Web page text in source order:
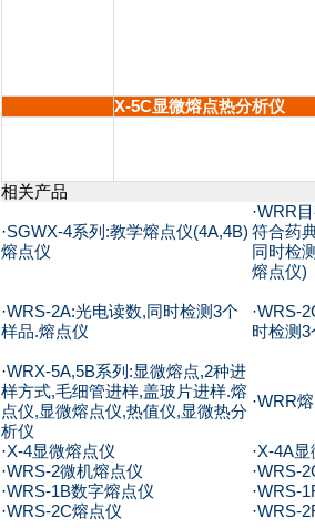
X-5C显微熔点热分析仪
相关产品
·SGWX-4系列:教学熔点仪(4A,4B)
熔点仪
·WRR
符合药
同时检
熔点仪)
·WRS-2A:光电读数,同时检测3个
样品.熔点仪
·WRS-
时检测
·WRX-5A,5B系列:显微熔点,2种进
样方式,毛细管进样,盖玻片进样.熔
点仪,显微熔点仪,热值仪,显微热分
析仪
·WRR
·X-4显微熔点仪 ·X-4A显
·WRS-2微机熔点仪 ·WRS-
·WRS-1B数字熔点仪 ·WRS-
·WRS-2C熔点仪 ·WRS-